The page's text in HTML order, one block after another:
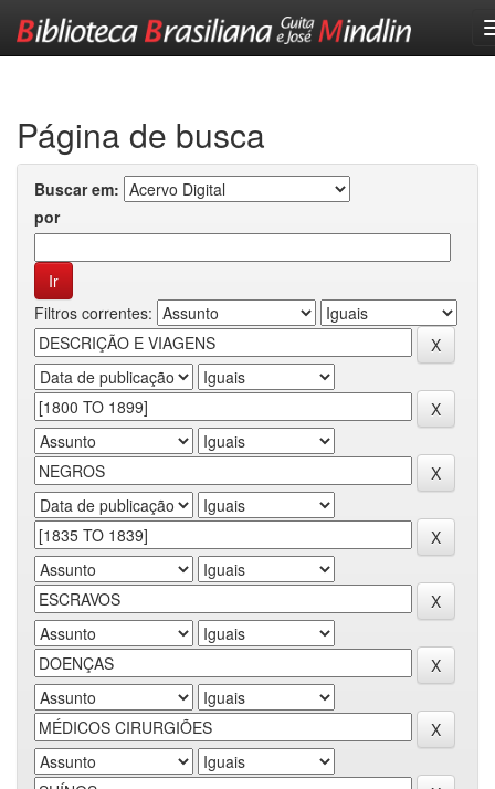
Página de busca
Buscar em:
por
Filtros correntes: